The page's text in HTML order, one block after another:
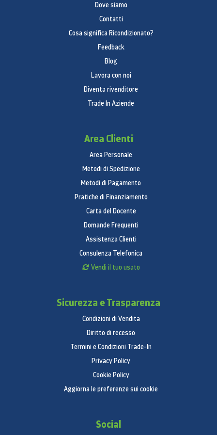
Dove siamo
Contatti
Cosa significa Ricondizionato?
Feedback
Blog
Lavora con noi
Diventa rivenditore
Trade In Aziende
Area Clienti
Area Personale
Metodi di Spedizione
Metodi di Pagamento
Pratiche di Finanziamento
Carta del Docente
Domande Frequenti
Assistenza Clienti
Consulenza Telefonica
Vendi il tuo usato
Sicurezza e Trasparenza
Condizioni di Vendita
Diritto di recesso
Termini e Condizioni Trade-In
Privacy Policy
Cookie Policy
Aggiorna le preferenze sui cookie
Social